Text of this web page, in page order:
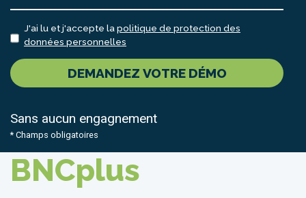
J'ai lu et j'accepte la politique de protection des
données personnelles
DEMANDEZ VOTRE DÉMO
Sans aucun engagnement
* Champs obligatoires
BNCplus